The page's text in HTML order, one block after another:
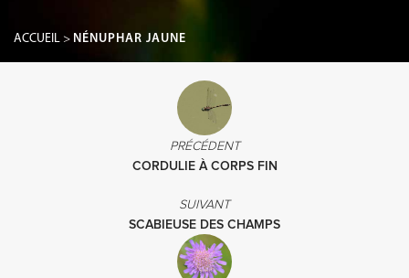
ACCUEIL > NÉNUPHAR JAUNE
PRÉCÉDENT
CORDULIE À CORPS FIN
SUIVANT
SCABIEUSE DES CHAMPS